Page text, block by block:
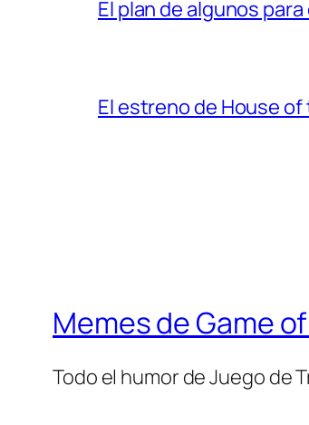
El plan de algunos
El estreno de House
Memes de Game
Todo el humor de Juego de